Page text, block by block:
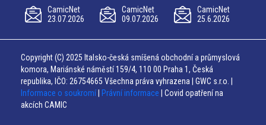
CamicNet
23.07.2026
CamicNet
09.07.2026
CamicNet
25.6.2026
Copyright (C) 2025 Italsko-česká smíšená obchodní a průmyslová
komora, Mariánské náměstí 159/4, 110 00 Praha 1, Česká
republika, IČO: 26754665 Všechna práva vyhrazena | GWC s.r.o. |
Informace o soukromí
Právní informace | Covid opatření na
akcích CAMIC